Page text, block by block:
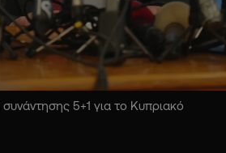
5+1 για το Κυπριακό